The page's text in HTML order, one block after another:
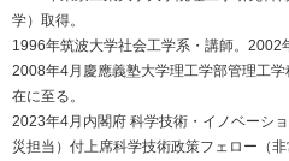
学）取得。
1996年筑波大学社会工学系・講師。2002
2008年4月慶應義塾大学理工学部管理工
在に至る。
2023年4月内閣府 科学技術・イノベーシ
災担当）付上席科学技術政策フェロー（非